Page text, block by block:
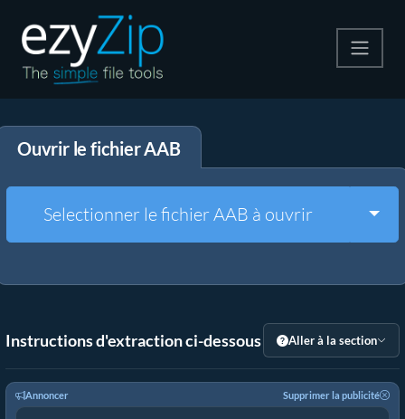
Décompresser
Autres outils
Ouvrir le fichier AAB
Selectionner le fichier AAB à ouvrir
Instructions d'extraction ci-dessous Aller à la section
Annoncer Supprimer la publicité